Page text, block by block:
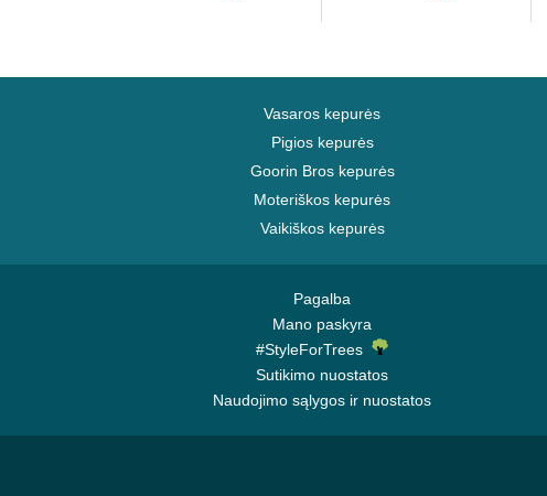
Vasaros kepurės
Pigios kepurės
Goorin Bros kepurės
Moteriškos kepurės
Vaikiškos kepurės
Pagalba
Mano paskyra
#StyleForTrees
Sutikimo nuostatos
Naudojimo sąlygos ir nuostatos